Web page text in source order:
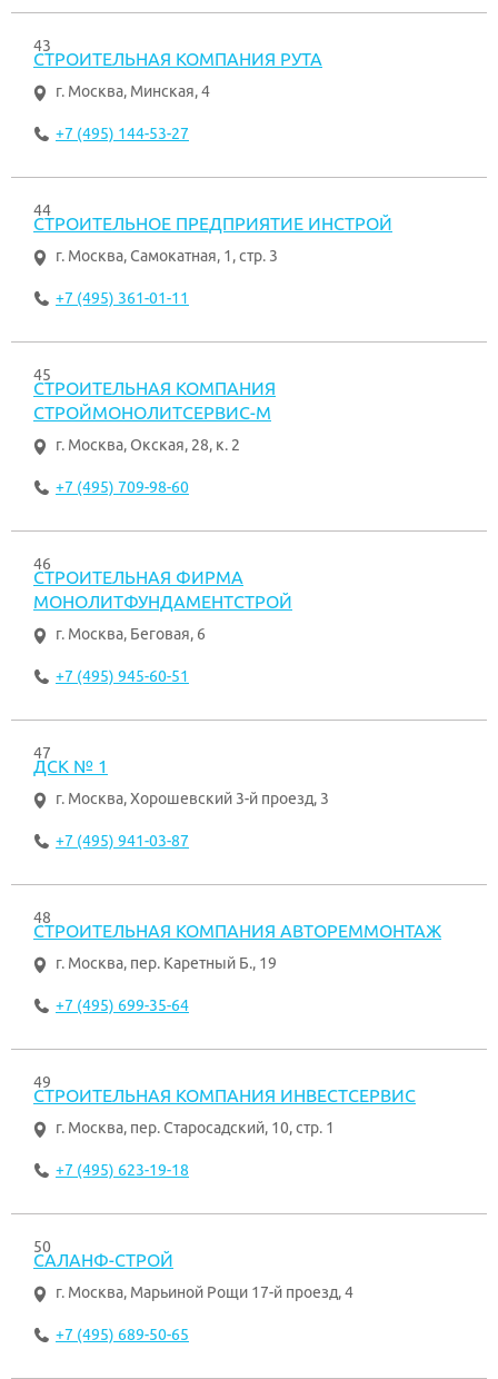
43
СТРОИТЕЛЬНАЯ КОМПАНИЯ РУТА
г. Москва, Минская, 4
+7 (495) 144-53-27
44
СТРОИТЕЛЬНОЕ ПРЕДПРИЯТИЕ ИНСТРОЙ
г. Москва, Самокатная, 1, стр. 3
+7 (495) 361-01-11
45
СТРОИТЕЛЬНАЯ КОМПАНИЯ
СТРОЙМОНОЛИТСЕРВИС-М
г. Москва, Окская, 28, к. 2
+7 (495) 709-98-60
46
СТРОИТЕЛЬНАЯ ФИРМА
МОНОЛИТФУНДАМЕНТСТРОЙ
г. Москва, Беговая, 6
+7 (495) 945-60-51
47
ДСК № 1
г. Москва,Хорошевский 3-й проезд, 3
+7 (495) 941-03-87
48
СТРОИТЕЛЬНАЯ КОМПАНИЯ АВТОРЕММОНТАЖ
г. Москва, пер. Каретный Б., 19
+7 (495) 699-35-64
49
СТРОИТЕЛЬНАЯ КОМПАНИЯ ИНВЕСТСЕРВИС
г. Москва, пер. Старосадский, 10, стр. 1
+7 (495) 623-19-18
50
САЛАНФ-СТРОЙ
г. Москва, Марьиной Рощи 17-й проезд, 4
+7 (495) 689-50-65